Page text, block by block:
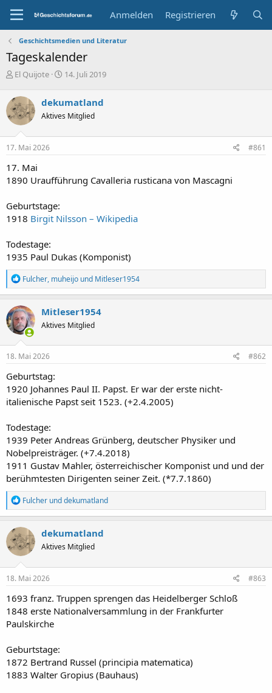
Anmelden Registrieren
Geschichtsmedien und Literatur
Tageskalender
E
s
t
e
l
e
El Quijote
E
t
e
l
14. Juli 2019
dekumatland
Aktives Mitglied
17. Mai 2026 #861
17. Mai
1890 Uraufführung Cavalleria rusticana von Mascagni
Geburtstage:
1918 Birgit Nilsson – Wikipedia
Todestage:
1935 Paul Dukas (Komponist)
R
e
a
k
t
i
o
n
e
:
Fulcher, muheijo und Mitleser1954
Mitleser1954
Aktives Mitglied
18. Mai 2026 #862
Geburtstag:
1920 Johannes Paul II. Papst. Er war der erste nicht-
italienische Papst seit 1523. (+2.4.2005)
Todestage:
1939 Peter Andreas Grünberg, deutscher Physiker und
Nobelpreisträger. (+7.4.2018)
1911 Gustav Mahler, österreichischer Komponist und und der
berühmtesten Dirigenten seiner Zeit. (*7.7.1860)
R
e
a
k
t
i
o
n
e
:
Fulcher unddekumatland
dekumatland
Aktives Mitglied
18. Mai 2026 #863
1693 franz. Truppen sprengen das Heidelberger Schloß
1848 erste Nationalversammlung in der Frankfurter
Paulskirche
Geburtstage:
1872 Bertrand Russel (principia matematica)
1883 Walter Gropius (Bauhaus)